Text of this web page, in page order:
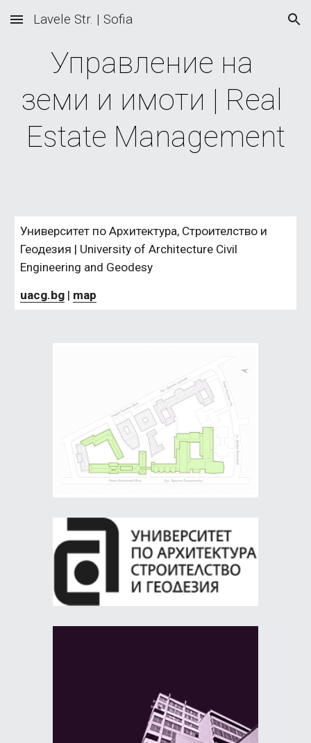
Skip to main content Skip to navigation
Lavele Str. | Sofia
Управление на
земи и имоти | Real
Estate Management
Университет по Архитектура, Строителство и
Геодезия | University of Architecture Civil
Engineering and Geodesy
uacg.bg | map